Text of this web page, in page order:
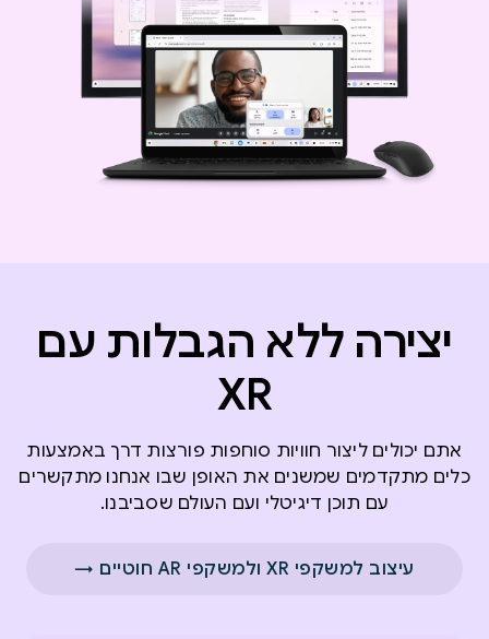
יצירה ללא הגבלות עם
XR
אתם יכולים ליצור חוויות סוחפות פורצות דרך באמצעות
כלים מתקדמים שמשנים את האופן שבו אנחנו מתקשרים
עם תוכן דיגיטלי ועם העולם שסביבנו.
עיצוב למשקפי XR ולמשקפי AR חוטיים →